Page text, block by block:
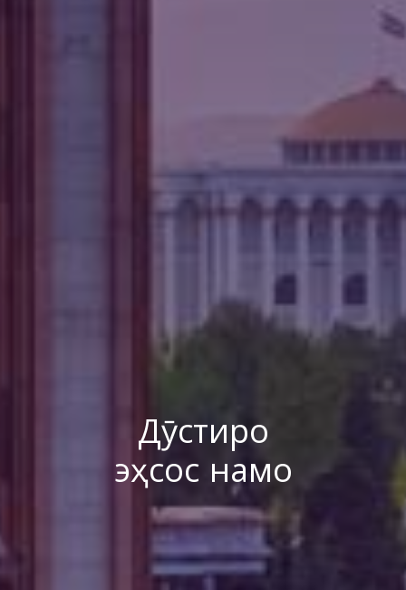
Дӯстиро
эҳсос намо